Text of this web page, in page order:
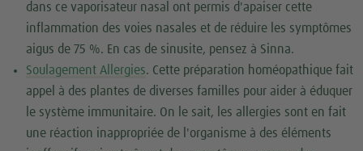
dans ce vaporisateur nasal ont permis d'apaiser cette
inflammation des voies nasales et de réduire les symptômes
aigus de 75 %. En cas de sinusite, pensez à Sinna.
Soulagement Allergies. Cette préparation homéopathique fait
appel à des plantes de diverses familles pour aider à éduquer
le système immunitaire. On le sait, les allergies sont en fait
une réaction inappropriée de l'organisme à des éléments